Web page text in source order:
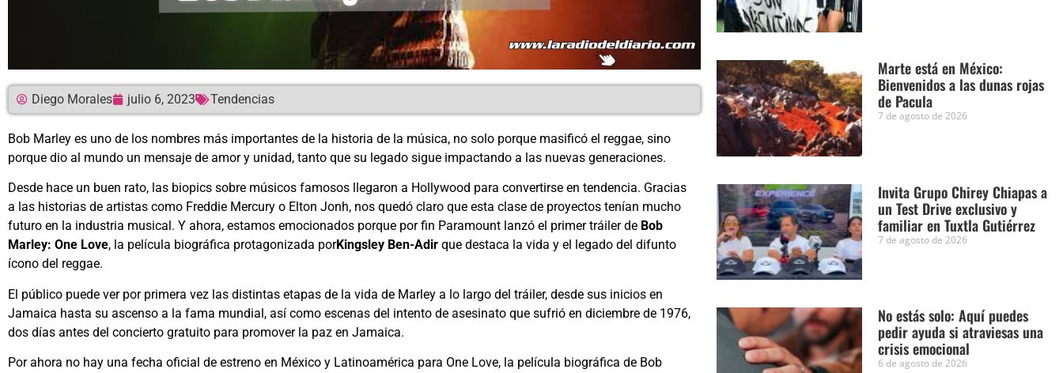
Diego Morales julio 6, 2023 Tendencias
Bob Marley es uno de los nombres más importantes de la historia de la música, no solo porque masificó el reggae, sino
porque dio al mundo un mensaje de amor y unidad, tanto que su legado sigue impactando a las nuevas generaciones.
Desde hace un buen rato, las biopics sobre músicos famosos llegaron a Hollywood para convertirse en tendencia. Gracias
a las historias de artistas como Freddie Mercury o Elton Jonh, nos quedó claro que esta clase de proyectos tenían mucho
futuro en la industria musical. Y ahora, estamos emocionados porque por fin Paramount lanzó el primer tráiler de Bob
Marley: One Love, la película biográfica protagonizada porKingsley Ben-Adir que destaca la vida y el legado del difunto
ícono del reggae.
El público puede ver por primera vez las distintas etapas de la vida de Marley a lo largo del tráiler, desde sus inicios en
Jamaica hasta su ascenso a la fama mundial, así como escenas del intento de asesinato que sufrió en diciembre de 1976,
dos días antes del concierto gratuito para promover la paz en Jamaica.
Por ahora no hay una fecha oficial de estreno en México y Latinoamérica para One Love, la película biográfica de Bob
Marte está en México:
Bienvenidos a las dunas rojas
de Pacula
7 de agosto de 2026
Invita Grupo Chirey Chiapas a
un Test Drive exclusivo y
familiar en Tuxtla Gutiérrez
7 de agosto de 2026
No estás solo: Aquí puedes
pedir ayuda si atraviesas una
crisis emocional
6 de agosto de 2026